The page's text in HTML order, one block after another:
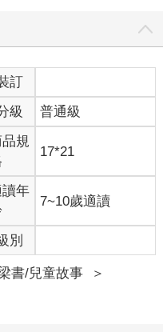
訂
級 普通級
規
17*21
年
7~10歲適讀
別
書/兒童故事
＞